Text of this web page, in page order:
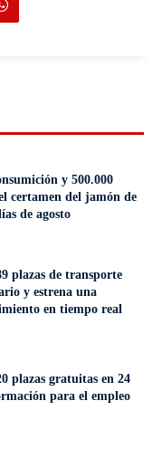
y 500.000
certamen del jamón de
de agosto
plazas de transporte
y estrena una
en tiempo real
plazas gratuitas en 24
para el empleo